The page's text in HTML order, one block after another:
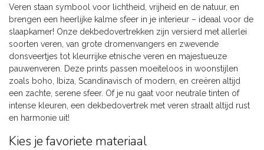
Veren staan symbool voor lichtheid, vrijheid en de natuur, en
brengen een heerlijke kalme sfeer in je interieur – ideaal voor de
slaapkamer! Onze dekbedovertrekken zijn versierd met allerlei
soorten veren, van grote dromenvangers en zwevende
donsveertjes tot kleurrijke etnische veren en majestueuze
pauwenveren. Deze prints passen moeiteloos in woonstijlen
zoals boho, Ibiza, Scandinavisch of modern, en creëren altijd
een zachte, serene sfeer. Of je nu gaat voor neutrale tinten of
intense kleuren, een dekbedovertrek met veren straalt altijd rust
en harmonie uit!
Kies je favoriete materiaal